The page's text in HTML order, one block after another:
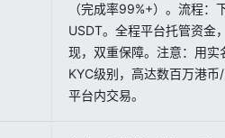
（完成率99%+）。流程
USDT。全程平台托管资金
现，双重保障。注意：用
KYC级别，高达数百万港
平台内交易。